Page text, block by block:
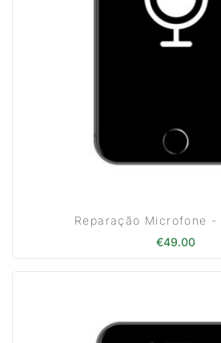
Reparação Microfone -
€49.00